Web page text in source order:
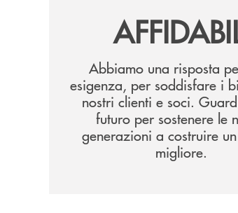
Abbiamo una risposta
esigenza, per soddisfare i
nostri clienti e soci.
futuro per sostenere le
generazioni a costruire
migliore.